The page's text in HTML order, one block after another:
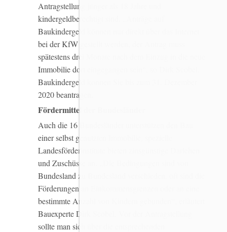
Antragstellung jünger als 18 Jahre und
kindergeldberechtigt sind. „Anträge auf
Baukindergeld können nur direkt über das Internet
bei der KfW gestellt werden, der Antrag muss
spätestens drei Monate nach dem Einzug in die neue
Immobilie dort eingegangen sein“, so Dirk Scobel.
Baukindergeld können Sie bis zum 31. Dezember
2020 beantragen.
Fördermittel der Bundesländer
Auch die 16 Bundesländer unterstützen den Bau
einer selbst genutzten Immobilie, spezielle
Landesförderinstitute bieten zinsgünstige Darlehen
und Zuschüsse an. „Die Bedingungen sind von
Bundesland zu Bundesland verschieden, oft sind die
Förderungen an Einkommensgrenzen oder an eine
bestimmte Anzahl von Kindern gebunden“, erläutert
Bauexperte Dirk Scobel. Vor der Antragstellung
sollte man sich über die entsprechenden